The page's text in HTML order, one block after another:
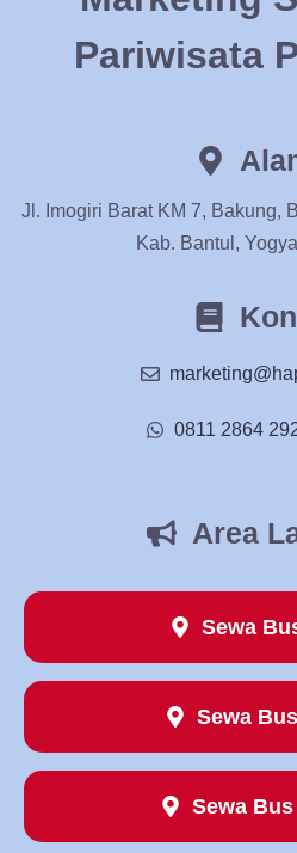
Pariwisata
Jl. Imogiri Barat KM 7, Bakung,
Kab. Bantul,
0811 2864
Area
Sewa
Sewa
Sewa